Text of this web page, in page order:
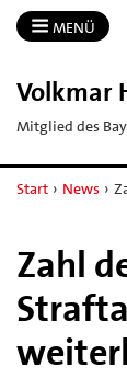
MENÜ
Volkmar
Mitglied des
Start › News ›
Zahl